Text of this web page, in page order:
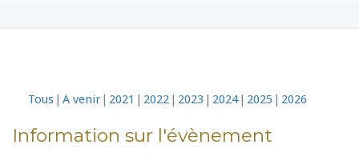
Tous A venir 2021 2022 2023 2024 2025 2026
Information sur l'évènement